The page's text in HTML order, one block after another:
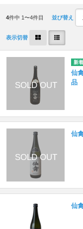
4件中 1〜4件目 並び替え
表示切替
仙
品
仙
仙